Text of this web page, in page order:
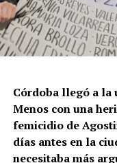
Córdoba llegó a la
Menos con una
femicidio de
días antes en la
necesitaba más